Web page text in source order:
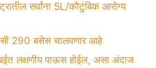
सर्वांना 5L/कौटुंबिक आरोग्य
290 बसेस चालवणार आहे
लक्षणीय पाऊस होईल, असा अंदाज